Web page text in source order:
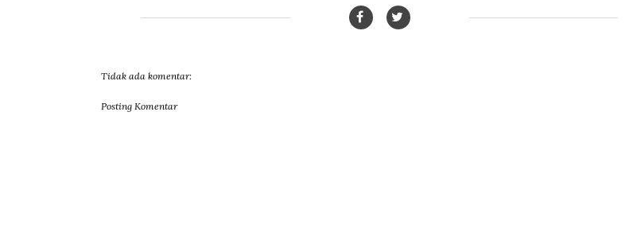
Tidak ada komentar:
Posting Komentar